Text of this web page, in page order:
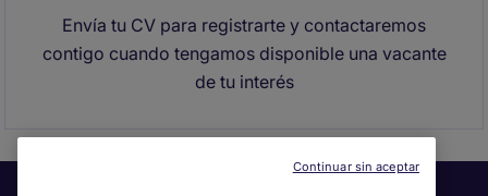
Envía tu CV para registrarte y contactaremos
contigo cuando tengamos disponible una vacante
de tu interés
Continuar sin aceptar